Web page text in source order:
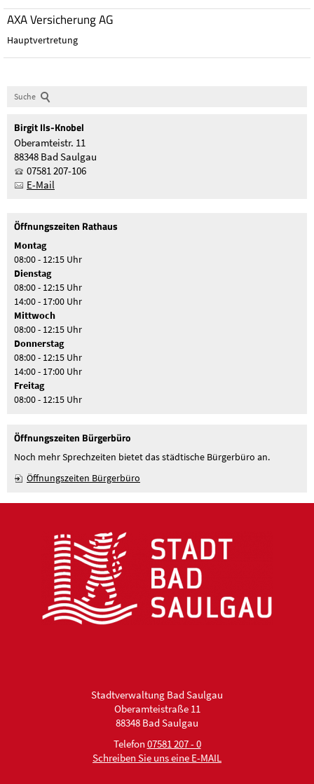
AXA Versicherung AG
Hauptvertretung
Suche
BirgitIls-Knobel
Oberamteistr. 11
88348 Bad Saulgau
07581 207-106
E-Mail
Öffnungszeiten Rathaus
Montag
08:00 - 12:15 Uhr
Dienstag
08:00 - 12:15 Uhr
14:00 - 17:00 Uhr
Mittwoch
08:00 - 12:15 Uhr
Donnerstag
08:00 - 12:15 Uhr
14:00 - 17:00 Uhr
Freitag
08:00 - 12:15 Uhr
Öffnungszeiten Bürgerbüro
Noch mehr Sprechzeiten bietet das städtische Bürgerbüro an.
Öffnungszeiten Bürgerbüro
Stadtverwaltung Bad Saulgau
Oberamteistraße 11
88348 Bad Saulgau
Telefon 07581 207 - 0
Schreiben Sie uns eine E-MAIL